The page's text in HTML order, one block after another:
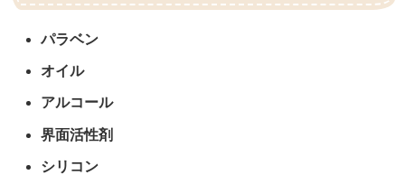
パラベン
オイル
アルコール
界面活性剤
シリコン